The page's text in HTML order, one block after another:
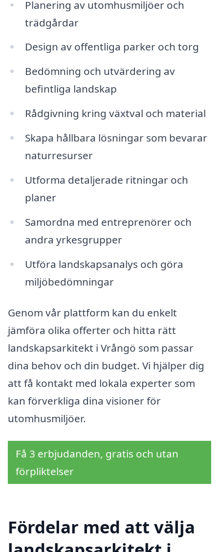
Planering av utomhusmiljöer och
trädgårdar
Design av offentliga parker och torg
Bedömning och utvärdering av
befintliga landskap
Rådgivning kring växtval och material
Skapa hållbara lösningar som bevarar
naturresurser
Utforma detaljerade ritningar och
planer
Samordna med entreprenörer och
andra yrkesgrupper
Utföra landskapsanalys och göra
miljöbedömningar
Genom vår plattform kan du enkelt
jämföra olika offerter och hitta rätt
landskapsarkitekt i Vrångö som passar
dina behov och din budget. Vi hjälper dig
att få kontakt med lokala experter som
kan förverkliga dina visioner för
utomhusmiljöer.
Få 3 erbjudanden, gratis och utan
förpliktelser
Fördelar med att välja